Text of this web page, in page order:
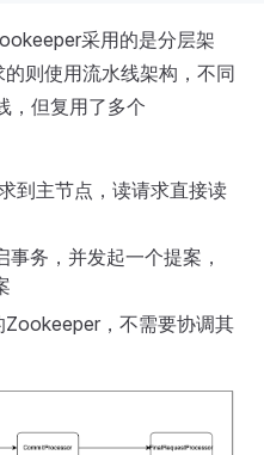
采用的是分层架
则使用流水线架构，不同
，但复用了多个
到主节点，读请求直接读
务，并发起一个提案，
，不需要协调其